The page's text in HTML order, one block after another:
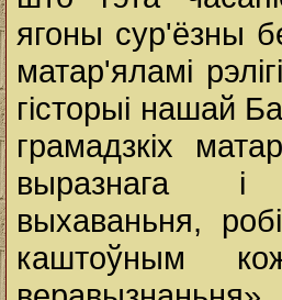
ягоны сур'ёзны
матар'яламі
гісторыі нашай
грамадзкіх
выразнага i
выхаваньня,
каштоўным